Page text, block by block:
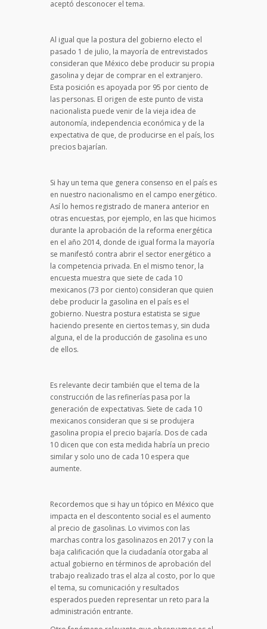
aceptó desconocer el tema.
Al igual que la postura del gobierno electo el
pasado 1 de julio, la mayoría de entrevistados
consideran que México debe producir su propia
gasolina y dejar de comprar en el extranjero.
Esta posición es apoyada por 95 por ciento de
las personas. El origen de este punto de vista
nacionalista puede venir de la vieja idea de
autonomía, independencia económica y de la
expectativa de que, de producirse en el país, los
precios bajarían.
Si hay un tema que genera consenso en el país es
en nuestro nacionalismo en el campo energético.
Así lo hemos registrado de manera anterior en
otras encuestas, por ejemplo, en las que hicimos
durante la aprobación de la reforma energética
en el año 2014, donde de igual forma la mayoría
se manifestó contra abrir el sector energético a
la competencia privada. En el mismo tenor, la
encuesta muestra que siete de cada 10
mexicanos (73 por ciento) consideran que quien
debe producir la gasolina en el país es el
gobierno. Nuestra postura estatista se sigue
haciendo presente en ciertos temas y, sin duda
alguna, el de la producción de gasolina es uno
de ellos.
Es relevante decir también que el tema de la
construcción de las refinerías pasa por la
generación de expectativas. Siete de cada 10
mexicanos consideran que si se produjera
gasolina propia el precio bajaría. Dos de cada
10 dicen que con esta medida habría un precio
similar y solo uno de cada 10 espera que
aumente.
Recordemos que si hay un tópico en México que
impacta en el descontento social es el aumento
al precio de gasolinas. Lo vivimos con las
marchas contra los gasolinazos en 2017 y con la
baja calificación que la ciudadanía otorgaba al
actual gobierno en términos de aprobación del
trabajo realizado tras el alza al costo, por lo que
el tema, su comunicación y resultados
esperados pueden representar un reto para la
administración entrante.